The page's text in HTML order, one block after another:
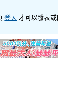
登入 才可以發表